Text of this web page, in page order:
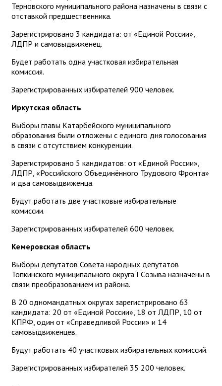
Терновского муниципального района назначены в связи с
отставкой предшественника.
Зарегистрировано 3 кандидата: от «Единой России»,
ЛДПР и самовыдвиженец.
Будет работать одна участковая избирательная
комиссия.
Зарегистрированных избирателей 900 человек.
Иркутская область
Выборы главы Катарбейского муниципального
образования были отложены с единого дня голосования
в связи с отсутствием конкуренции.
Зарегистрировано 5 кандидатов: от «Единой России»,
ЛДПР, «Российского Объединённого Трудового Фронта»
и два самовыдвиженца.
Будут работать две участковые избирательные
комиссии.
Зарегистрированных избирателей 600 человек.
Кемеровская область
Выборы депутатов Совета народных депутатов
Топкинского муниципального округа I Cозыва назначены в
связи преобразованием из района.
В 20 одномандатных округах зарегистрировано 63
кандидата: 20 от «Единой России», 18 от ЛДПР, 10 от
КПРФ, один от «Справедливой России» и 14
самовыдвиженцев.
Будут работать 40 участковых избирательных комиссий.
Зарегистрированных избирателей 35 200 человек.